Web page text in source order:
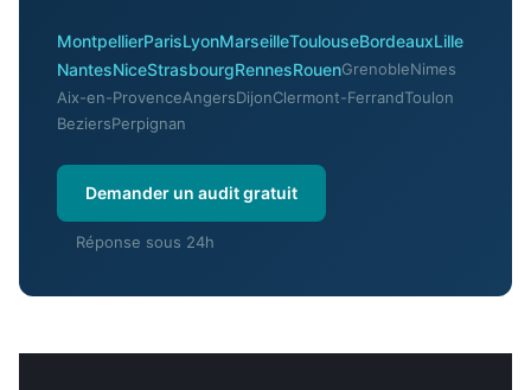
MontpellierParisLyonMarseilleToulouseBordeauxLille
NantesNiceStrasbourgRennesRouenGrenobleNimes
Aix-en-ProvenceAngersDijonClermont-FerrandToulon
BeziersPerpignan
Demander un audit gratuit
Réponse sous 24h